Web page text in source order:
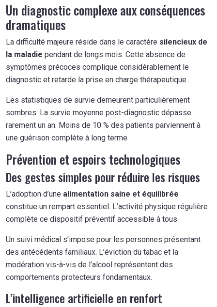
Un diagnostic complexe aux conséquences
dramatiques
La difficulté majeure réside dans le caractère silencieux de
la maladie pendant de longs mois. Cette absence de
symptômes précoces complique considérablement le
diagnostic et retarde la prise en charge thérapeutique.
Les statistiques de survie demeurent particulièrement
sombres. La survie moyenne post-diagnostic dépasse
rarement un an. Moins de 10 % des patients parviennent à
une guérison complète à long terme.
Prévention et espoirs technologiques
Des gestes simples pour réduire les risques
L’adoption d’une alimentation saine et équilibrée
constitue un rempart essentiel. L’activité physique régulière
complète ce dispositif préventif accessible à tous.
Un suivi médical s’impose pour les personnes présentant
des antécédents familiaux. L’éviction du tabac et la
modération vis-à-vis de l’alcool représentent des
comportements protecteurs fondamentaux.
L’intelligence artificielle en renfort